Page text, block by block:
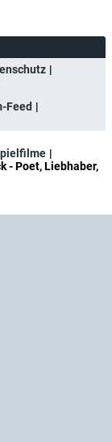
Feed
- Poet, Liebhaber,